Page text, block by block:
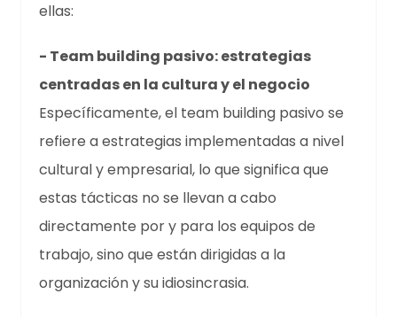
ellas:
- Team building pasivo: estrategias
centradas en la cultura y el negocio
Específicamente, el team building pasivo se
refiere a estrategias implementadas a nivel
cultural y empresarial, lo que significa que
estas tácticas no se llevan a cabo
directamente por y para los equipos de
trabajo, sino que están dirigidas a la
organización y su idiosincrasia.